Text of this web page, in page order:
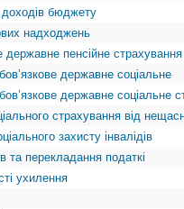
бюджету
надходжень
державне пенсійне страхування
державне соціальне
державне соціальне
страхування від
захисту інвалідів
та перекладання податкі
ухилення